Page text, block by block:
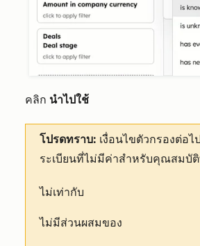
คลิก นำไปใช้
โปรดทราบ: เงื่อนไขตัวกรองต่อไ
ระเบียนที่ไม่มีค่าสำหรับคุณสมบั
ไม่เท่ากับ
ไม่มีส่วนผสมของ